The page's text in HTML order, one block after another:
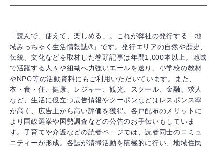
「読んで、使えて、楽しめる」。これが弊社の発行する「地
域みっちゃく生活情報誌®」です。発行エリアの自然や歴史、
伝統、文化などを取材した巻頭記事は年間1,000本以上。地域
で活躍する人々や組織へ力強いエールを送り、小学校の教材
やNPO等の活動資料にもご利用いただいています。また、
衣・食・住、健康、レジャー、観光、スクール、金融、求人
など、生活に役立つ広告情報やクーポンなどはレスポンス率
が高く、広告主から高い評価を獲得。各戸配布のメリットに
より国政選挙や国勢調査などの公告のお手伝いもしていま
す。子育てや介護などの読者ページでは、読者同士のコミュ
ニティーが形成。各誌が清掃活動を積極的に行い、地域住民